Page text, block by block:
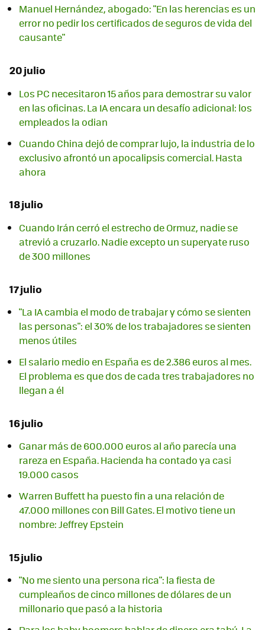
Manuel Hernández, abogado: "En las herencias es un
error no pedir los certificados de seguros de vida del
causante"
20 julio
Los PC necesitaron 15 años para demostrar su valor
en las oficinas. La IA encara un desafío adicional: los
empleados la odian
Cuando China dejó de comprar lujo, la industria de lo
exclusivo afrontó un apocalipsis comercial. Hasta
ahora
18 julio
Cuando Irán cerró el estrecho de Ormuz, nadie se
atrevió a cruzarlo. Nadie excepto un superyate ruso
de 300 millones
17 julio
"La IA cambia el modo de trabajar y cómo se sienten
las personas": el 30% de los trabajadores se sienten
menos útiles
El salario medio en España es de 2.386 euros al mes.
El problema es que dos de cada tres trabajadores no
llegan a él
16 julio
Ganar más de 600.000 euros al año parecía una
rareza en España. Hacienda ha contado ya casi
19.000 casos
Warren Buffett ha puesto fin a una relación de
47.000 millones con Bill Gates. El motivo tiene un
nombre: Jeffrey Epstein
15 julio
"No me siento una persona rica": la fiesta de
cumpleaños de cinco millones de dólares de un
millonario que pasó a la historia